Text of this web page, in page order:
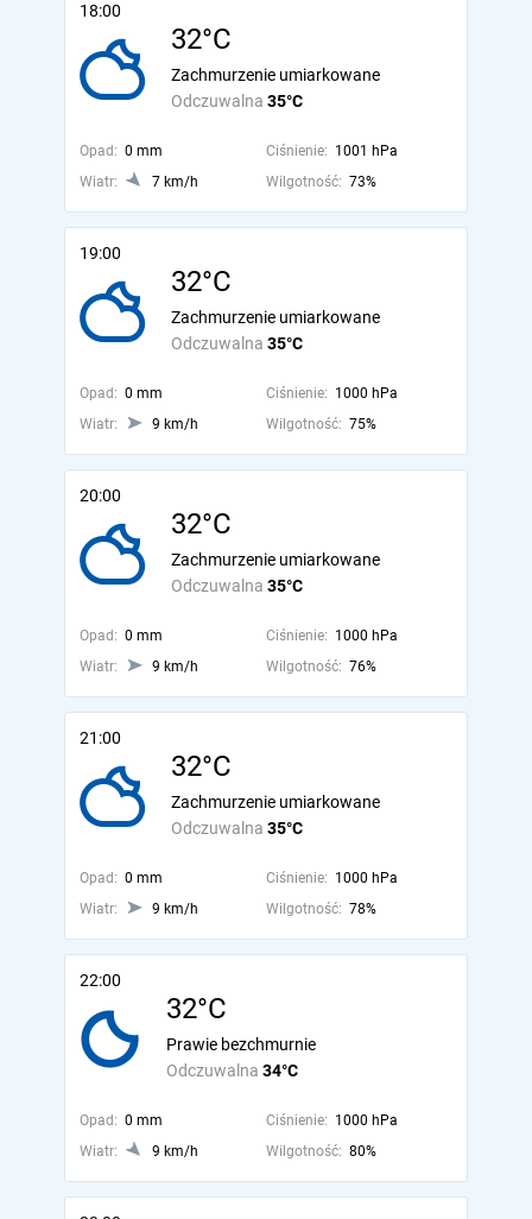
18:00
32°C
Odczuwalna 35°C
Zachmurzenie umiarkowane
Opad: 0 mm Ciśnienie: 1001 hPa
Wiatr:
7 km/h Wilgotność: 73%
19:00
32°C
Odczuwalna 35°C
Zachmurzenie umiarkowane
Opad: 0 mm Ciśnienie: 1000 hPa
Wiatr:
9 km/h Wilgotność: 75%
20:00
32°C
Odczuwalna 35°C
Zachmurzenie umiarkowane
Opad: 0 mm Ciśnienie: 1000 hPa
Wiatr:
9 km/h Wilgotność: 76%
21:00
32°C
Odczuwalna 35°C
Zachmurzenie umiarkowane
Opad: 0 mm Ciśnienie: 1000 hPa
Wiatr:
9 km/h Wilgotność: 78%
22:00
32°C
Odczuwalna 34°C
Prawie bezchmurnie
Opad: 0 mm Ciśnienie: 1000 hPa
Wiatr:
9 km/h Wilgotność: 80%